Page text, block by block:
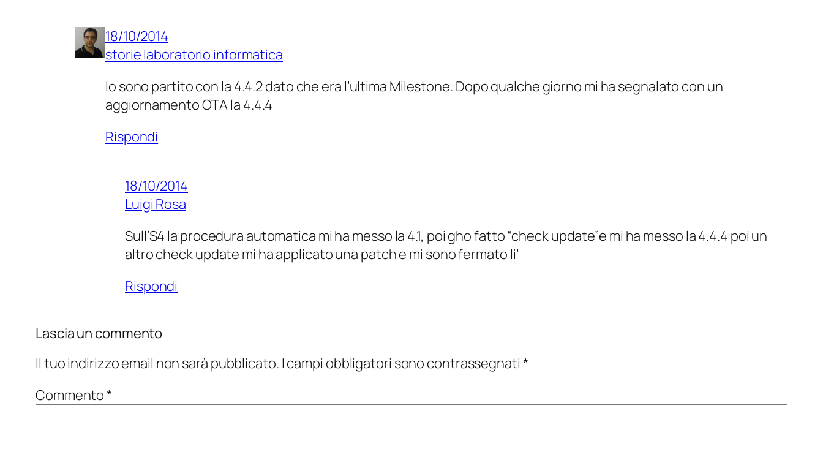
18/10/2014
storie laboratorio informatica
Io sono partito con la 4.4.2 dato che era l’ultima Milestone. Dopo qualche giorno mi ha segnalato con un
aggiornamento OTA la 4.4.4
Rispondi
18/10/2014
Luigi Rosa
Sull’S4 la procedura automatica mi ha messo la 4.1, poi gho fatto “check update”e mi ha messo la 4.4.4 poi un
altro check update mi ha applicato una patch e mi sono fermato li’
Rispondi
Lascia un commento
Il tuo indirizzo email non sarà pubblicato. I campi obbligatori sono contrassegnati *
Commento*